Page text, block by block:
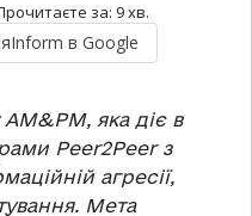
за: 9хв.
в Google
АМ&РМ, яка діє в
Рееr2Peer з
агресії,
Мета